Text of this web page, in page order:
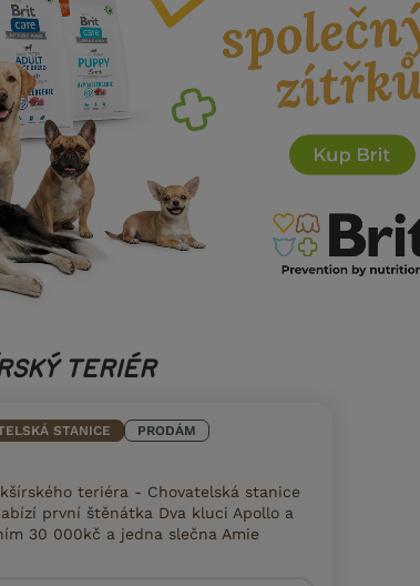
TERIÉR
STANICE PRODÁM
teriéra - Chovatelská stanice
první štěnátka Dva kluci Apollo a
30 000kč a jedna slečna Amie